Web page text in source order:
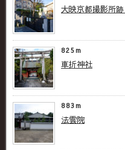
大映京都撮影所
825m
車折神社
883m
法雲院